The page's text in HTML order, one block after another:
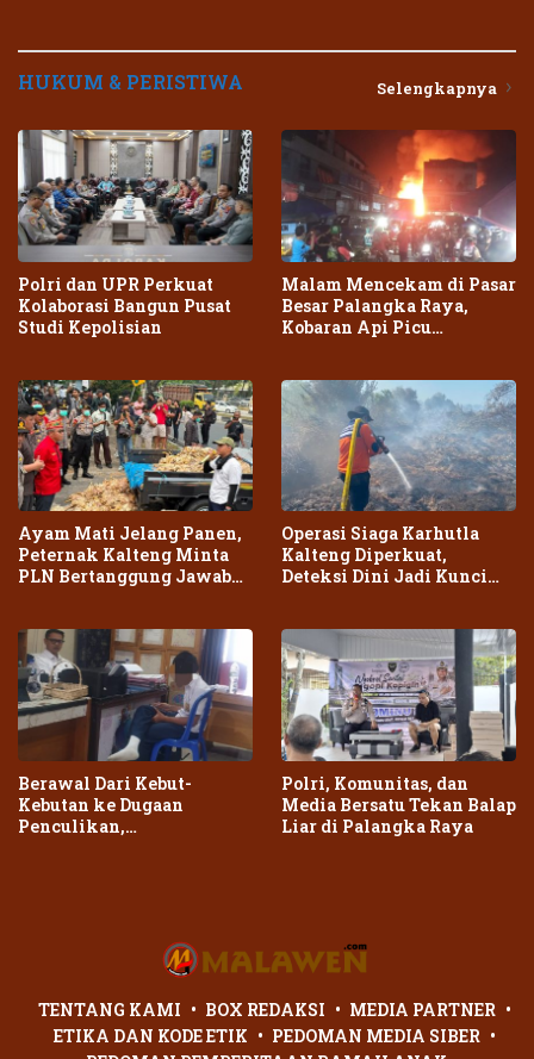
HUKUM & PERISTIWA Selengkapnya
Polri dan UPR Perkuat
Kolaborasi Bangun Pusat
Studi Kepolisian
Malam Mencekam di Pasar
Besar Palangka Raya,
Kobaran Api Picu
Ayam Mati Jelang Panen,
Peternak Kalteng Minta
PLN Bertanggung Jawab
Operasi Siaga Karhutla
Kalteng Diperkuat,
Deteksi Dini Jadi Kunci
Berawal Dari Kebut-
Kebutan ke Dugaan
Penculikan,
Polri, Komunitas, dan
Media Bersatu Tekan Balap
Liar di Palangka Raya
TENTANG KAMI BOX REDAKSI
MEDIA PARTNER
ETIKA DAN KODE ETIK
PEDOMAN MEDIA SIBER